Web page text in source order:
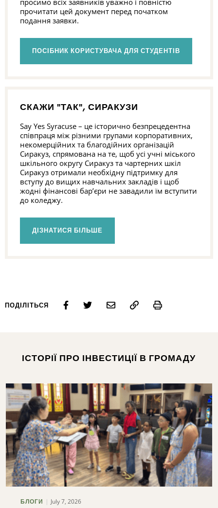
прочитати цей документ перед початком
подання заявки.
ПОСІБНИК КОРИСТУВАЧА ДЛЯ СТУДЕНТІВ
СКАЖИ "ТАК", СИРАКУЗИ
Say Yes Syracuse – це історично безпрецедентна
співпраця між різними групами корпоративних,
некомерційних та благодійних організацій
Сиракуз, спрямована на те, щоб усі учні міського
шкільного округу Сиракуз та чартерних шкіл
Сиракуз отримали необхідну підтримку для
вступу до вищих навчальних закладів і щоб
жодні фінансові бар’єри не завадили їм вступити
до коледжу.
ДІЗНАТИСЯ БІЛЬШЕ
ПОДІЛІТЬСЯ Print
ІСТОРІЇ ПРО ІНВЕСТИЦІЇ В ГРОМАДУ
БЛОГИ July 7, 2026